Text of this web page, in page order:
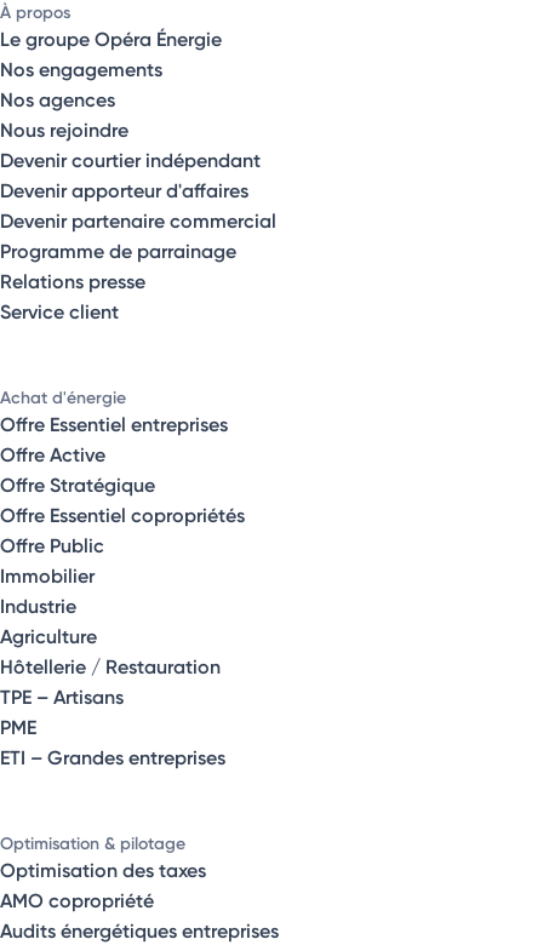
À propos
Le groupe Opéra Énergie
Nos engagements
Nos agences
Nous rejoindre
Devenir courtier indépendant
Devenir apporteur d'affaires
Devenir partenaire commercial
Programme de parrainage
Relations presse
Service client
Achat d'énergie
Offre Essentiel entreprises
Offre Active
Offre Stratégique
Offre Essentiel copropriétés
Offre Public
Immobilier
Industrie
Agriculture
Hôtellerie / Restauration
TPE – Artisans
PME
ETI – Grandes entreprises
Optimisation & pilotage
Optimisation des taxes
AMO copropriété
Audits énergétiques entreprises